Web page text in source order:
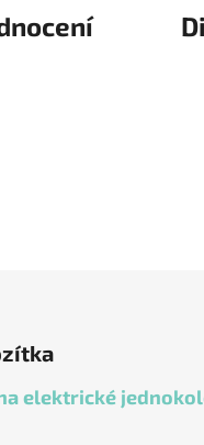
elektrické